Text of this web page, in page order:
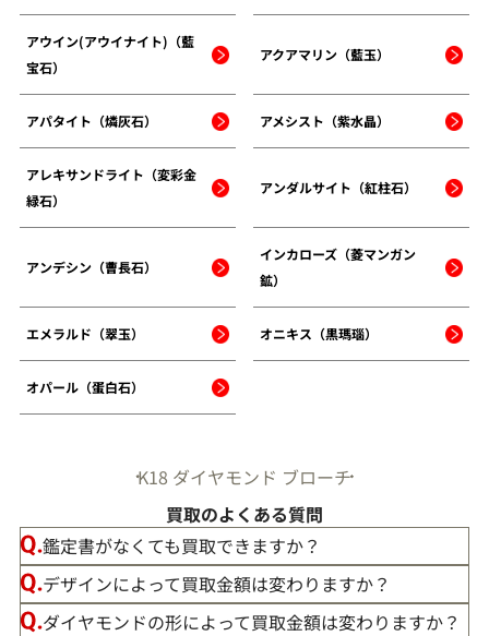
アウイン(アウイナイト)（藍
宝石）
アクアマリン（藍玉）
アパタイト（燐灰石） アメシスト（紫水晶）
アレキサンドライト（変彩金
緑石）
アンダルサイト（紅柱石）
アンデシン（曹長石）
インカローズ（菱マンガン
鉱）
エメラルド（翠玉） オニキス（黒瑪瑙）
オパール（蛋白石）
K18 ダイヤモンド ブローチ
買取のよくある質問
鑑定書がなくても買取できますか？
デザインによって買取金額は変わりますか？
ダイヤモンドの形によって買取金額は変わりますか？